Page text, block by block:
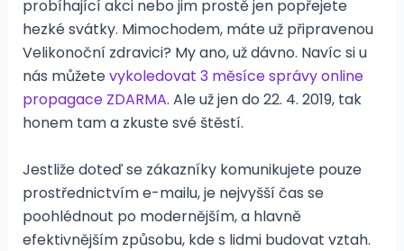
probíhající akci nebo jim prostě jen popřejete
hezké svátky. Mimochodem, máte už připravenou
Velikonoční zdravici? My ano, už dávno. Navíc si u
nás můžetevykoledovat 3 měsíce správy online
propagace ZDARMA. Ale už jen do 22. 4. 2019, tak
honem tam a zkuste své štěstí.
Jestliže doteď se zákazníky komunikujete pouze
prostřednictvím e-mailu, je nejvyšší čas se
poohlédnout po modernějším, a hlavně
efektivnějším způsobu, kde s lidmi budovat vztah.